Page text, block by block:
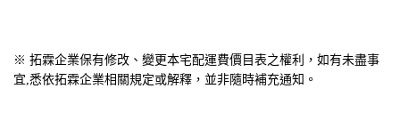
※ 拓霖企業保有修改、變更本宅配運費價目表之權利，如有未盡事
宜,悉依拓霖企業相關規定或解釋，並非隨時補充通知。